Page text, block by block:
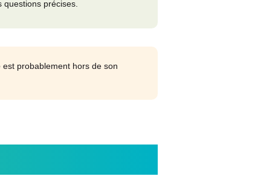
questions précises.
probablement hors de son